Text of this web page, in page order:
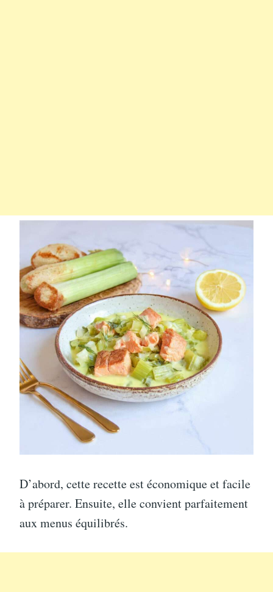
D’abord, cette recette est économique et facile
à préparer. Ensuite, elle convient parfaitement
aux menus équilibrés.